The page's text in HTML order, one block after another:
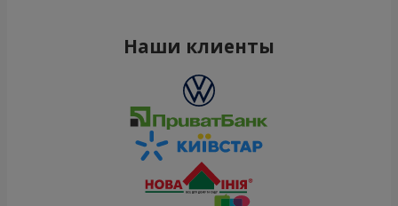
Наши клиенты